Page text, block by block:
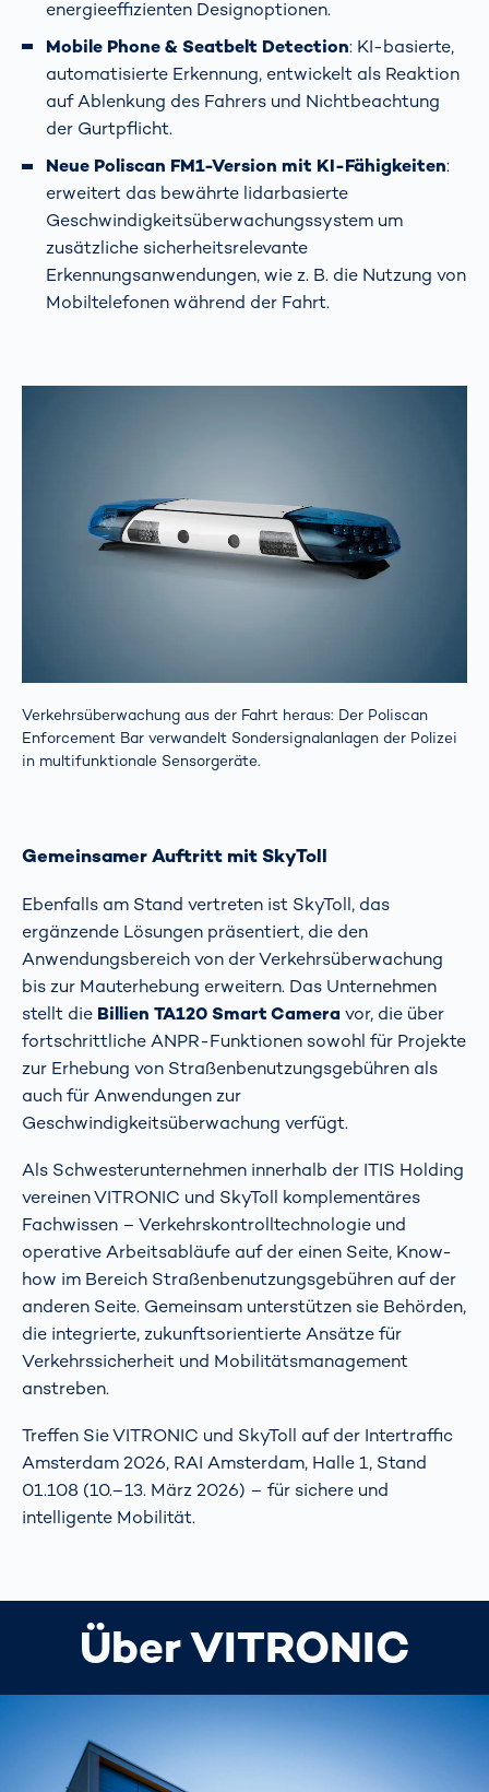
energieeffizienten Designoptionen.
Mobile Phone & Seatbelt Detection: KI-basierte,
automatisierte Erkennung, entwickelt als Reaktion
auf Ablenkung des Fahrers und Nichtbeachtung
der Gurtpflicht.
Neue Poliscan FM1-Version mit KI-Fähigkeiten:
erweitert das bewährte lidarbasierte
Geschwindigkeitsüberwachungssystem um
zusätzliche sicherheitsrelevante
Erkennungsanwendungen, wie z. B. die Nutzung von
Mobiltelefonen während der Fahrt.
Verkehrsüberwachung aus der Fahrt heraus: Der Poliscan
Enforcement Bar verwandelt Sondersignalanlagen der Polizei
in multifunktionale Sensorgeräte.
Gemeinsamer Auftritt mit SkyToll
Ebenfalls am Stand vertreten ist SkyToll, das
ergänzende Lösungen präsentiert, die den
Anwendungsbereich von der Verkehrsüberwachung
bis zur Mauterhebung erweitern. Das Unternehmen
stellt die Billien TA120 Smart Camera vor, die über
fortschrittliche ANPR-Funktionen sowohl für Projekte
zur Erhebung von Straßenbenutzungsgebühren als
auch für Anwendungen zur
Geschwindigkeitsüberwachung verfügt.
Als Schwesterunternehmen innerhalb der ITIS Holding
vereinen VITRONIC und SkyToll komplementäres
Fachwissen – Verkehrskontrolltechnologie und
operative Arbeitsabläufe auf der einen Seite, Know-
how im Bereich Straßenbenutzungsgebühren auf der
anderen Seite. Gemeinsam unterstützen sie Behörden,
die integrierte, zukunftsorientierte Ansätze für
Verkehrssicherheit und Mobilitätsmanagement
anstreben.
Treffen Sie VITRONIC und SkyToll auf der Intertraffic
Amsterdam 2026, RAI Amsterdam, Halle 1, Stand
01.108 (10.–13. März 2026) – für sichere und
intelligente Mobilität.
Über VITRONIC